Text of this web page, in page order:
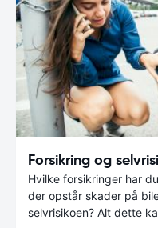
Forsikring og
Hvilke forsikringer har
der opstår skader på
selvrisikoen? Alt dette